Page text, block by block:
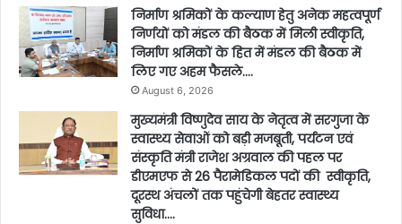
निर्माण श्रमिकों के कल्याण हेतु अनेक महत्वपूर्ण
निर्णयों को मंडल की बैठक में मिली स्वीकृति,
निर्माण श्रमिकों के हित में मंडल की बैठक में
लिए गए अहम फैसले….
August 6, 2026
मुख्यमंत्री विष्णुदेव साय के नेतृत्व में सरगुजा के
स्वास्थ्य सेवाओं को बड़ी मजबूती, पर्यटन एवं
संस्कृति मंत्री राजेश अग्रवाल की पहल पर
डीएमएफ से 26 पैरामेडिकल पदों की स्वीकृति,
दूरस्थ अंचलों तक पहुंचेगी बेहतर स्वास्थ्य
सुविधा….